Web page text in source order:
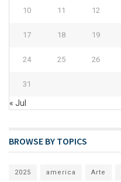
10 11 12
17 18 19
24 25 26
31
« Jul
BROWSE BY TOPICS
2025 america Arte